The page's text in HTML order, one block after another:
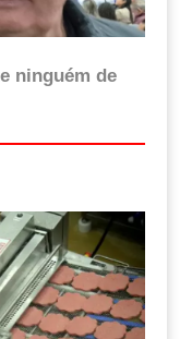
ninguém de